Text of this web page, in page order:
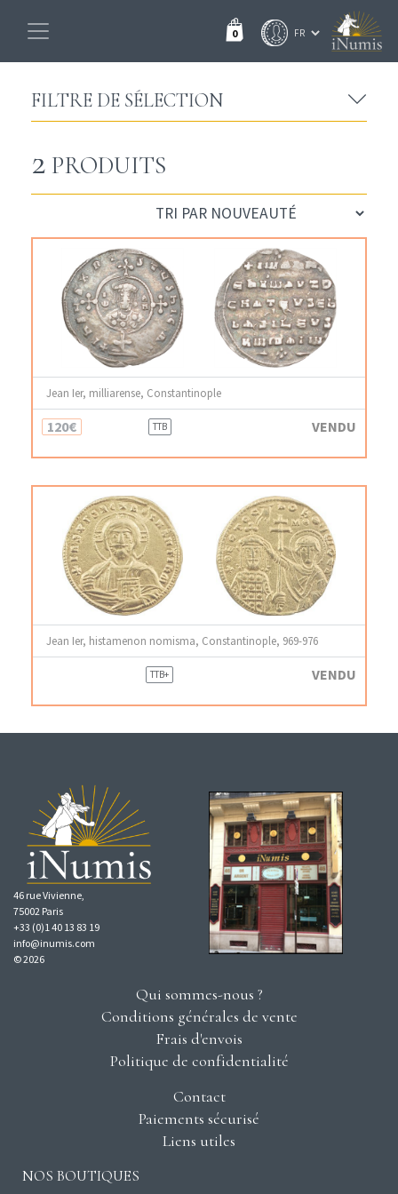
0
FILTRE DE SÉLECTION
2 PRODUITS
Jean Ier, milliarense, Constantinople
120€ TTB VENDU
Jean Ier, histamenon nomisma, Constantinople, 969-976
TTB+ VENDU
46 rue Vivienne,
75002 Paris
+33 (0)1 40 13 83 19
info@inumis.com
© 2026
Qui sommes-nous ?
Conditions générales de vente
Frais d'envois
Politique de confidentialité
Contact
Paiements sécurisé
Liens utiles
NOS BOUTIQUES